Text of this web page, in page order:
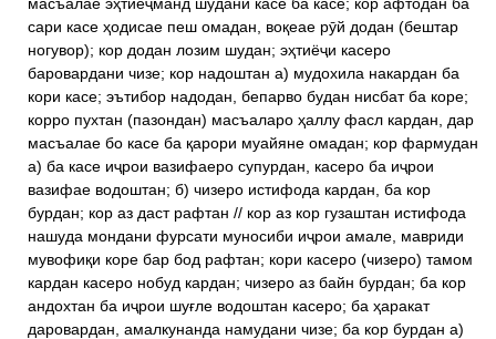
сари касе ҳодисае пеш омадан, воқеае рӯй додан (бештар
ногувор); кор додан лозим шудан; эҳтиёҷи касеро
баровардани чизе; кор надоштан а) мудохила накардан ба
кори касе; эътибор надодан, бепарво будан нисбат ба коре;
корро пухтан (пазондан) масъаларо ҳаллу фасл кардан, дар
масъалае бо касе ба қарори муайяне омадан; кор фармудан
а) ба касе иҷрои вазифаеро супурдан, касеро ба иҷрои
вазифае водоштан; б) чизеро истифода кардан, ба кор
бурдан; кор аз даст рафтан // кор аз кор гузаштан истифода
нашуда мондани фурсати муносиби иҷрои амале, мавриди
мувофиқи коре бар бод рафтан; кори касеро (чизеро) тамом
кардан касеро нобуд кардан; чизеро аз байн бурдан; ба кор
андохтан ба иҷрои шуғле водоштан касеро; ба ҳаракат
даровардан, амалкунанда намудани чизе; ба кор бурдан а)